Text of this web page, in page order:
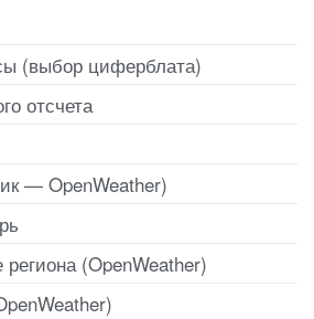
(выбор циферблата)
отсчета
— OpenWeather)
региона (OpenWeather)